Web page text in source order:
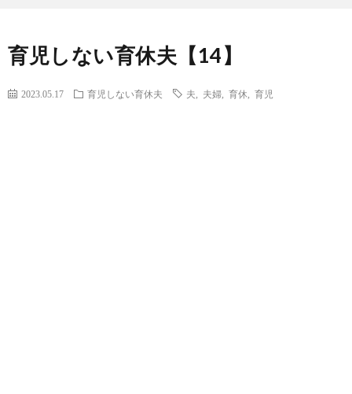
育児しない育休夫【14】
2023.05.17 育児しない育休夫 夫 夫婦 育休 育児